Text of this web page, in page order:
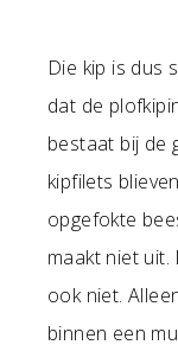
Die kip is dus
dat de
bestaat bij de
kipfilets
opgefokte
maakt niet
ook niet.
binnen een